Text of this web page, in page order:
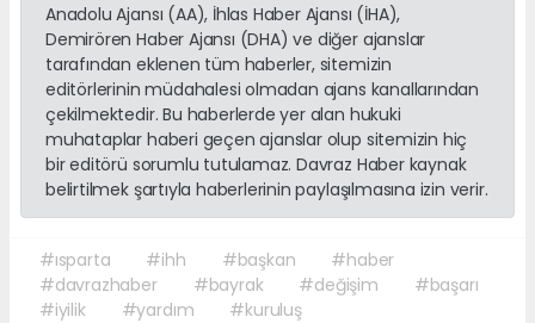
Anadolu Ajansı (AA), İhlas Haber Ajansı (İHA),
Demirören Haber Ajansı (DHA) ve diğer ajanslar
tarafından eklenen tüm haberler, sitemizin
editörlerinin müdahalesi olmadan ajans kanallarından
çekilmektedir. Bu haberlerde yer alan hukuki
muhataplar haberi geçen ajanslar olup sitemizin hiç
bir editörü sorumlu tutulamaz. Davraz Haber kaynak
belirtilmek şartıyla haberlerinin paylaşılmasına izin verir.
#ısparta #ihh #başkan
#haber
#davrazhaber
#bayrak #değişim
#başarı
#iyilik
#yardım #kuruluş